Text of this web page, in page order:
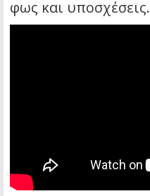
φως και υποσχέσεις.